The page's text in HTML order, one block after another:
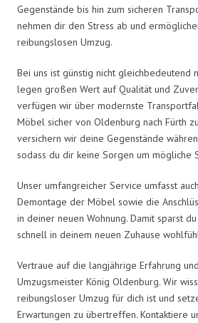
Gegenstände bis hin zum sicheren
nehmen dir den Stress ab und
reibungslosen Umzug.
Bei uns ist günstig nicht gleichbedeutend
legen großen Wert auf Qualität und
verfügen wir über modernste
Möbel sicher von Oldenburg nach Fürth
versichern wir deine Gegenstände
sodass du dir keine Sorgen um mögliche
Unser umfangreicher Service umfasst
Demontage der Möbel sowie die
in deiner neuen Wohnung. Damit sparst
schnell in deinem neuen Zuhause
Vertraue auf die langjährige Erfahrung
Umzugsmeister König Oldenburg. Wir
reibungsloser Umzug für dich ist und
Erwartungen zu übertreffen. Kontaktiere